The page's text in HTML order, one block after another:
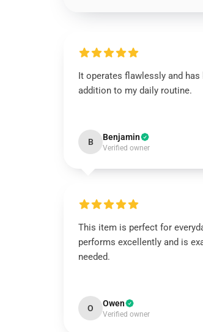
It operates flawlessly and
addition to my daily routine.
B Benjamin
Verified owner
This item is perfect for
performs excellently and is
needed.
O Owen
Verified owner